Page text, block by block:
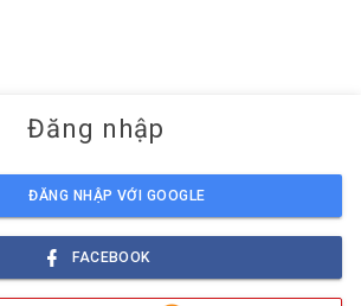
Đăng nhập
ĐĂNG NHẬP VỚI GOOGLE
FACEBOOK